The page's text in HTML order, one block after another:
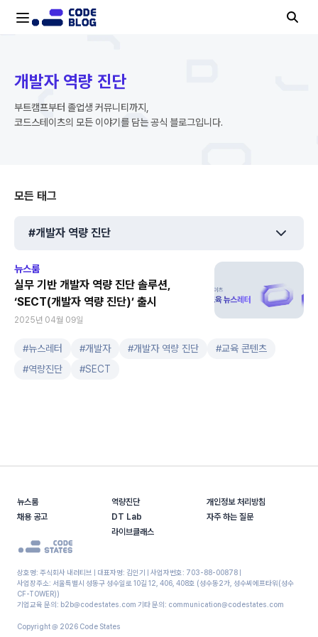
개발자 역량 진단
부트캠프부터 졸업생 커뮤니티까지,
코드스테이츠의 모든 이야기를 담는 공식 블로그입니다.
모든 태그
#개발자 역량 진단
뉴스룸
실무 기반 개발자 역량 진단 솔루션,
‘SECT(개발자 역량 진단)’ 출시
2025년 04월 09일
#뉴스레터 #개발자 #개발자 역량 진단 #교육 콘텐츠
#역량진단 #SECT
뉴스룸
채용 공고
역량진단
DT Lab
라이브클래스
개인정보 처리방침
자주 하는 질문
상호명: 주식회사 내러티브 | 대표자명: 김인기 | 사업자번호: 703-88-00878 |
사업장주소: 서울특별시 성동구 성수일로 10길 12, 406, 408호 (성수동2가, 성수씨에프타워(성수
CF-TOWER))
기업교육 문의: b2b@codestates.com 기타 문의: communication@codestates.com
Copyright @ 2026 Code States